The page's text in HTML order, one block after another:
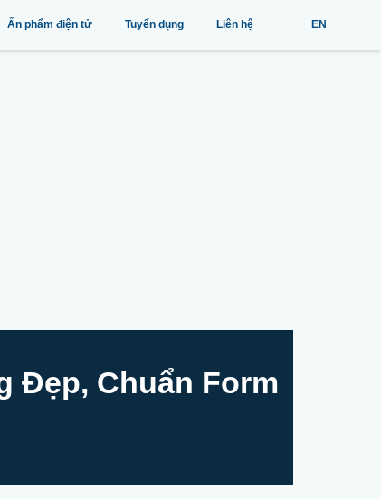
Ấn phẩm điện tử Tuyển dụng Liên hệ EN
Đẹp, Chuẩn Form